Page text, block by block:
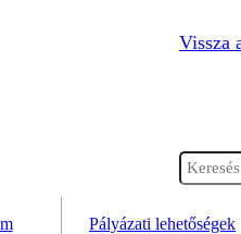
Vissza
Pályázati lehetőségek